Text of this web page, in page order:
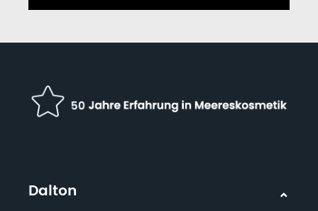
Dalton